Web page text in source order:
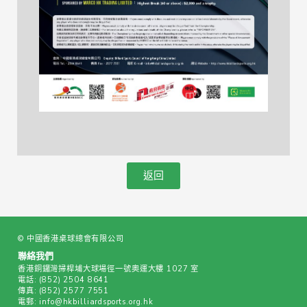
返回
© 中國香港桌球總會有限公司
聯絡我們
香港銅鑼灣掃桿埔大球場徑一號奧運大樓 1027 室
電話: (852) 2504 8641
傳真: (852) 2577 7551
電郵: info@hkbilliardsports.org.hk